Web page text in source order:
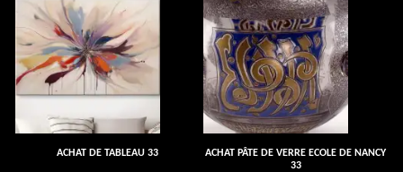
ACHAT DE TABLEAU 33
ACHAT PÂTE DE VERRE ECOLE DE NANCY
33